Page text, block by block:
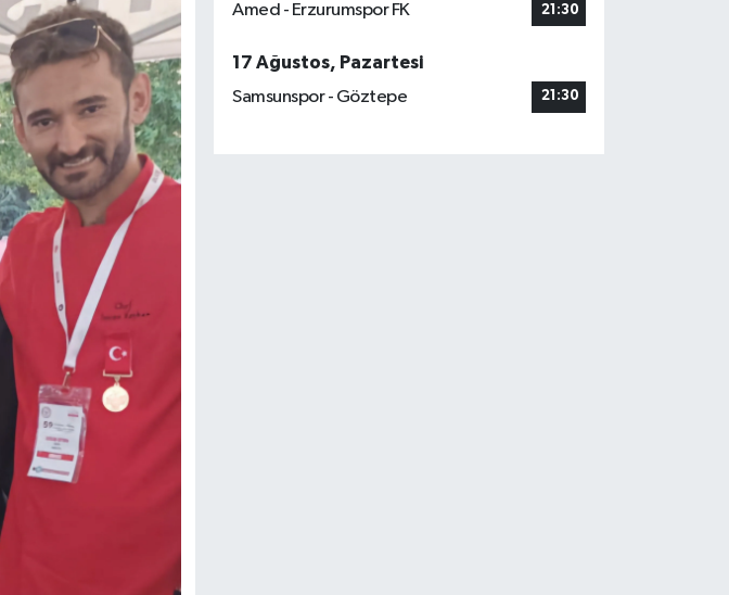
Amed - Erzurumspor FK 21:30
17 Ağustos, Pazartesi
Samsunspor - Göztepe
21:30